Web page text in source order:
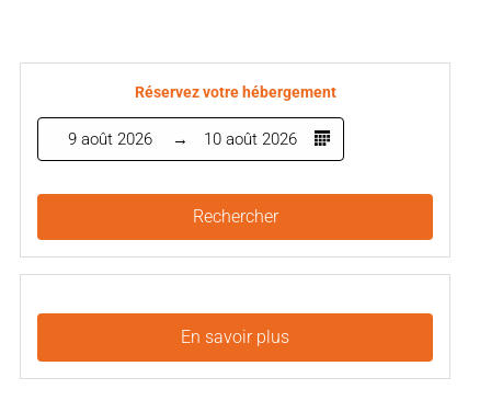
Réservez votre hébergement
9 août 2026 10 août 2026
Rechercher
En savoir plus